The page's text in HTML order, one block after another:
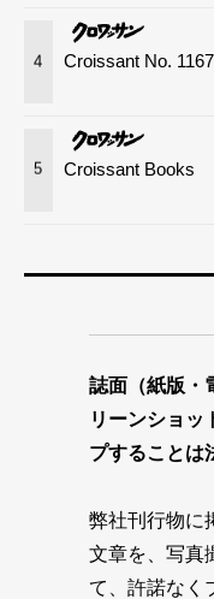
4 Croissant No.
5 Croissant Books
誌面（紙版・
リーンショッ
プすることは
弊社刊行物に
文章を、写真
て、許諾なく